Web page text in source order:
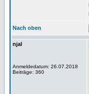
Nach oben
njal
Anmeldedatum: 26.07.2018
Beiträge: 360